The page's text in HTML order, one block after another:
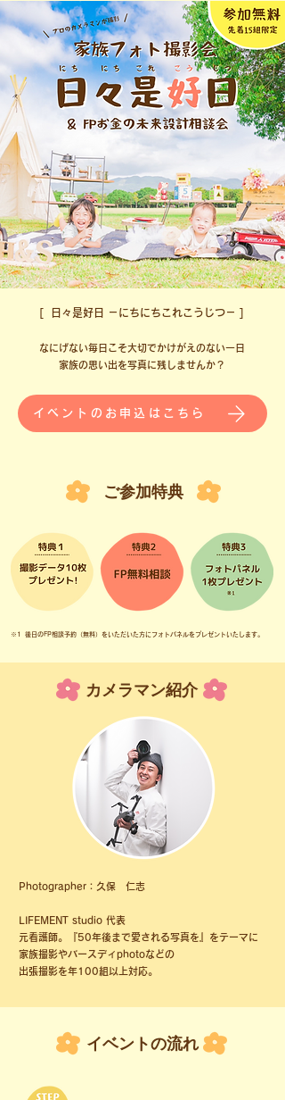
[ 日々是好日 －にちにちこれこうじつ－ ]
なにげない毎日こそ大切でかけがえのない一日
家族の思い出を写真に残しませんか？
イベントのお申込はこちら
ご参加特典
​※1 後日のFP相談予約（無料） をいただいた方にフォトパネルをプレゼントいたします。
​カメラマン紹介
Photographer：久保 仁志
LIFEMENT studio 代表
元看護師。『50年後まで愛される写真を』をテーマに
家族撮影やバースディphotoなどの
出張撮影を年100組以上対応。
イベントの流れ